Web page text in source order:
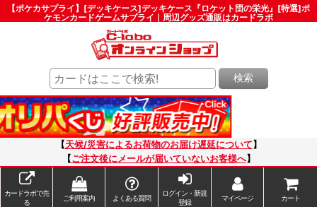
【ポケカサプライ】[デッキケース]デッキケース『ロケット団の栄光』[特選]ポ
ケモンカードゲームサプライ｜周辺グッズ通販はカードラボ
検索
【天候/災害によるお荷物のお届け遅延について 】
【ご注文後にメールが届いていないお客様へ】
カードラボで売
る
ご利用案内 よくある質問
ログイン・新規
登録
マイページ カート